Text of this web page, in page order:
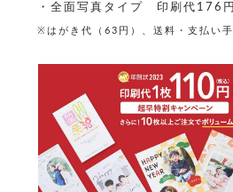
・全面写真タイプ 印刷代176
※はがき代（63円）、送料・支払い手